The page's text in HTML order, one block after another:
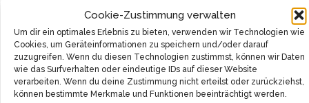
Cookie-Zustimmung verwalten
Um dir ein optimales Erlebnis zu bieten, verwenden wir Technologien wie
Cookies, um Geräteinformationen zu speichern und/oder darauf
zuzugreifen. Wenn du diesen Technologien zustimmst, können wir Daten
wie das Surfverhalten oder eindeutige IDs auf dieser Website
verarbeiten. Wenn du deine Zustimmung nicht erteilst oder zurückziehst,
können bestimmte Merkmale und Funktionen beeinträchtigt werden.
kulinarischen Meisterwerk zu machen. Doch es geht
nicht nur um Geschmack. Das Engagement für 100%
Bio-Zutaten, angebaut nach strengen ökologischen
Richtlinien, spiegelt sich in jedem Faden wider.